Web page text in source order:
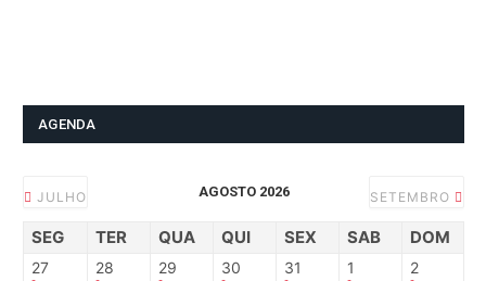
AGENDA
JULHO AGOSTO 2026 SETEMBRO
SEG TER QUA QUI SEX SAB DOM
27 28 29 30 31 1 2